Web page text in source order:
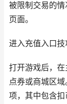
被限制交易的
页面。
进入充值入口技
打开游戏后，
点券或商城区
项，其中包含